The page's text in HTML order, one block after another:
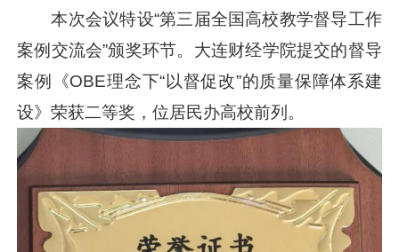
本次会议特设“第三届全国高校教学督导工作
案例交流会”颁奖环节。大连财经学院提交的督导
案例《OBE理念下“以督促改”的质量保障体系建
设》荣获二等奖，位居民办高校前列。